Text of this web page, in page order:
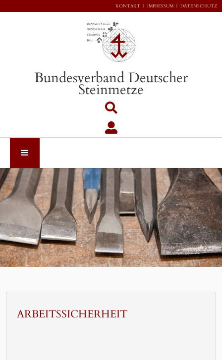
KONTAKT | IMPRESSUM | DATENSCHUTZ
Bundesverband Deutscher
Steinmetze


ARBEITSSICHERHEIT